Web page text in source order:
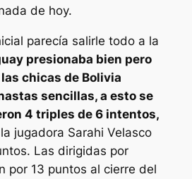
de hoy.
parecía salirle todo a la
presionaba bien pero
chicas de Bolivia
sencillas, a esto se
4 triples de 6 intentos,
jugadora Sarahi Velasco
Las dirigidas por
por 13 puntos al cierre del